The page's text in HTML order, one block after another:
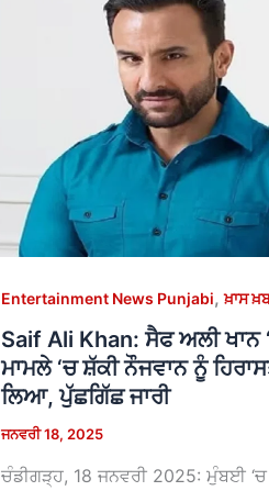
Entertainment News Punjabi,ਖ਼ਾਸ
Saif Ali Khan: ਸੈਫ ਅਲੀ ਖਾਨ
ਮਾਮਲੇ ‘ਚ ਸ਼ੱਕੀ ਨੌਜਵਾਨ ਨੂੰ
ਲਿਆ, ਪੁੱਛਗਿੱਛ ਜਾਰੀ
ਜਨਵਰੀ 18, 2025
ਚੰਡੀਗੜ੍ਹ, 18 ਜਨਵਰੀ 2025: ਮੁੰਬਈ ‘ਚ